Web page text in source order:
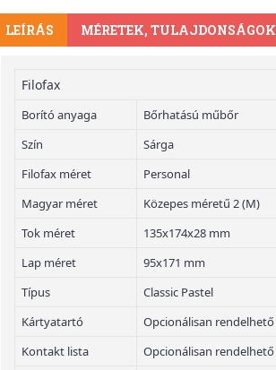
LEÍRÁS MÉRETEK, TULAJDONSÁGOK
Filofax
Borító anyaga
Bőrhatású műbőr
Szín
Sárga
Filofax méret
Personal
Magyar méret
Közepes méretű 2 (M)
Tok méret
135x174x28 mm
Lap méret
95x171 mm
Típus
Classic Pastel
Kártyatartó
Opcionálisan rendelhető
Kontakt lista
Opcionálisan rendelhető